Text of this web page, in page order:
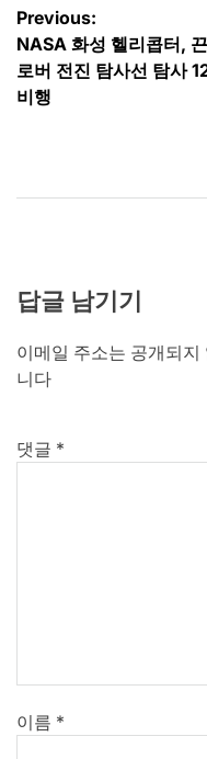
글
탐
색
Previous:
NASA 화성 헬리콥터,
로버 전진 탐사선 탐사
비행
답글 남기기
이메일 주소는 공개되지
니다
댓글 *
이름 *